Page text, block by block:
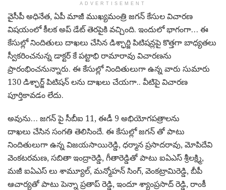
ADVERTISEMENT
వైసీపీ అధినేత, ఏపీ మాజీ ముఖ్యమంత్రి జగన్ కేసుల విచారణ
విషయంలో కీలక అప్ డేట్ తెరపైకి వచ్చింది. ఇందులో భాగంగా… ఈ
కేసుల్లో నిందితులు దాఖలు చేసిన డిశ్ఛార్జి పిటిషన్లపై కొత్తగా బాధ్యతలు
స్వీకరించనున్న డాక్టర్ కే పట్టాభి రామారావు విచారణను
ప్రారంభించనున్నారు. ఈ కేసుల్లో నిందితులుగా ఉన్న వారు సుమారు
130 డిశ్ఛార్జ్ పిటిషన్ లను దాఖలు చేయగా.. వీటిపై విచారణ
పూర్తికావడం లేదు.
అవును… జగన్ పై సీబీఐ 11, ఈడీ 9 అభియోగపత్రాలను
దాఖలు చేసిన సంగతి తెలిసిందే. ఈ కేసుల్లో జగన్ తో పాటు
నిందితులుగా ఉన్న విజయసాయిరెడ్డి, ధర్మాన ప్రసాదరావు, మోపిదేవి
వెంకటరమణ, సబితా ఇంద్రారెడ్డి, గీతారెడ్డితో పాటు ఐఏఎస్ శ్రీలక్ష్మి,
మజీ ఐఏఎస్ లు శామ్యూల్, మన్మోహన్ సింగ్, వెంకట్రామిరెడ్డి, బీపీ
ఆచార్యతో పాటు పెన్నా ప్రతాప్ రెడ్డి, ఇందూ శ్యాంప్రసాద్ రెడ్డి, రాంకీ